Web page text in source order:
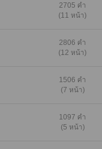
2705 คำ
(11 หน้า)
2806 คำ
(12 หน้า)
1506 คำ
(7 หน้า)
1097 คำ
(5 หน้า)